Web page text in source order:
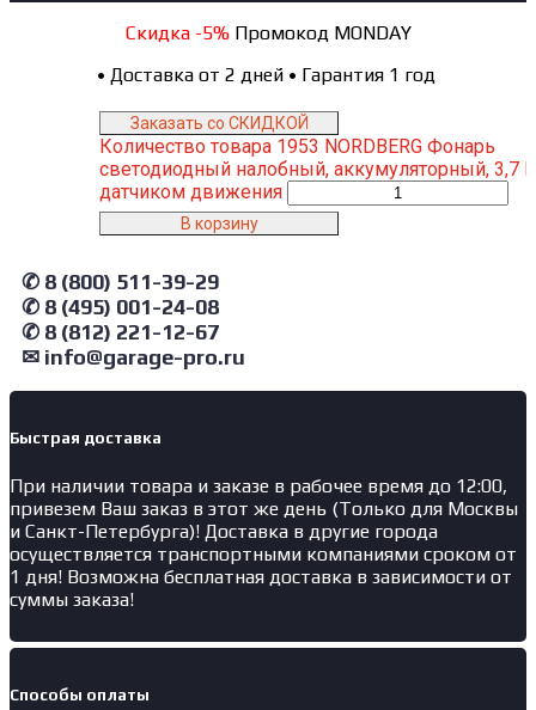
Скидка -5%Промокод MONDAY
• Доставка от 2 дней • Гарантия 1 год
Заказать со СКИДКОЙ
Количество товара 1953 NORDBERG Фонарь
светодиодный налобный, аккумуляторный, 3,7
датчиком движения
В корзину
✆ 8 (800) 511-39-29
✆ 8 (495) 001-24-08
✆ 8 (812) 221-12-67
✉ info@garage-pro.ru
Быстрая доставка
При наличии товара и заказе в рабочее время до 12:00,
привезем Ваш заказ в этот же день (Только для Москвы
и Санкт-Петербурга)! Доставка в другие города
осуществляется транспортными компаниями сроком от
1 дня! Возможна бесплатная доставка в зависимости от
суммы заказа!
Способы оплаты